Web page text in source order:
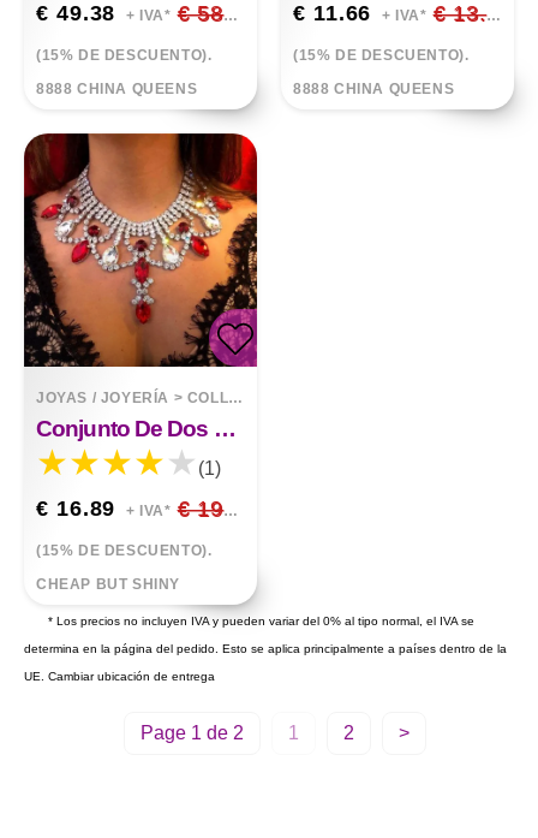
€ 49.38 + IVA* € 58.09
(15% DE DESCUENTO).
8888 CHINA QUEENS
€ 11.66 + IVA* € 13.72
(15% DE DESCUENTO).
8888 CHINA QUEENS
JOYAS / JOYERÍA > COLLARES
Conjunto De Dos Piezas De Aretes De Cadena De Clavícula Con Colgante Redondo Colorido
(1)
€ 16.89 + IVA* € 19.87
(15% DE DESCUENTO).
CHEAP BUT SHINY
* Los precios no incluyen IVA y pueden variar del 0% al tipo normal, el IVA se
determina en la página del pedido. Esto se aplica principalmente a países dentro de la
UE. Cambiar ubicación de entrega
Page 1 de 2 1 2 >